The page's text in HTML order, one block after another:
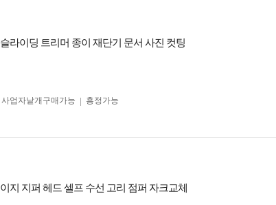
슬라이딩 트리머 종이 재단기 문서 사진 컷팅
사업자 낱개구매가능 흥정가능
이지 지퍼 헤드 셀프 수선 고리 점퍼 자크교체